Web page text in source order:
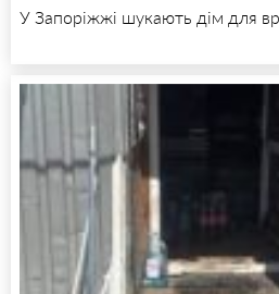
У Запоріжжі шукають дім для